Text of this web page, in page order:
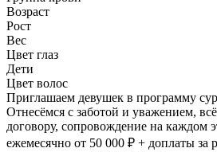
Возраст
Рост
Вес
Цвет глаз
Дети
Цвет волос
Приглашаем девушек в программу
Отнесёмся с заботой и уважением,
договору, сопровождение на каждом
ежемесячно от 50 000 ₽ + доплаты за